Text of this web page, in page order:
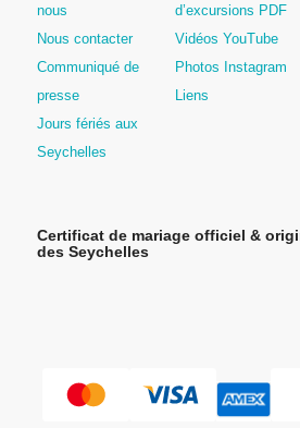
nous
Nous contacter
Communiqué de
presse
Jours fériés aux
Seychelles
d’excursions PDF
Vidéos YouTube
Photos Instagram
Liens
Certificat de mariage officiel &
des Seychelles